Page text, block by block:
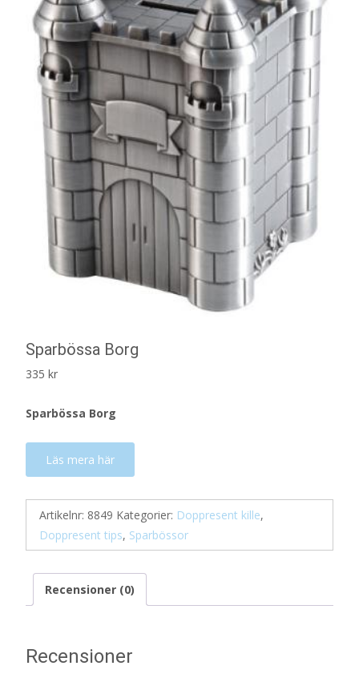
Sparbössa Borg
335 kr
Sparbössa Borg
Läs mera här
Artikelnr: 8849 Kategorier: Doppresent kille,
Doppresent tips, Sparbössor
Recensioner (0)
Recensioner